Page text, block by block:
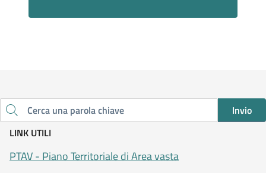
Cerca una parola chiave
Invio
LINK UTILI
PTAV - Piano Territoriale di Area vasta